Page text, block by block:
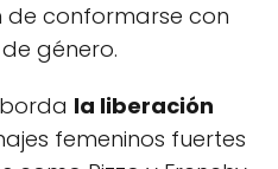
conformarse con
género.
la liberación
femeninos fuertes